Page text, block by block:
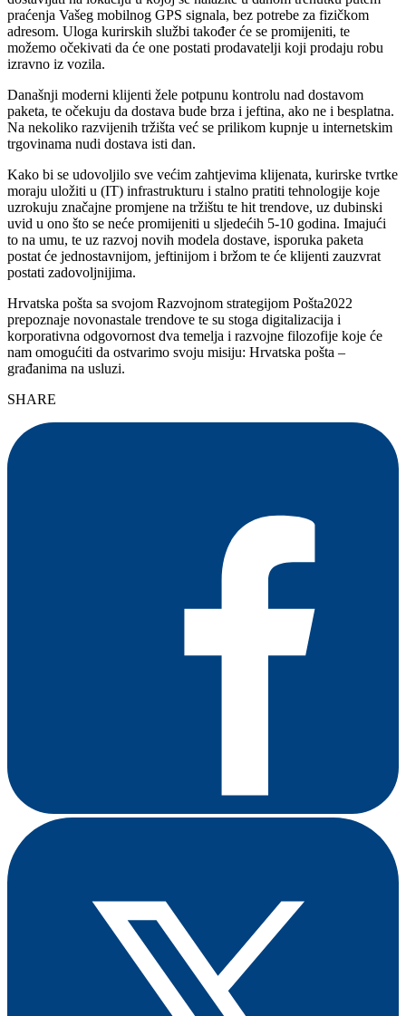
praćenja Vašeg mobilnog GPS signala, bez potrebe za fizičkom
adresom. Uloga kurirskih službi također će se promijeniti, te
možemo očekivati da će one postati prodavatelji koji prodaju robu
izravno iz vozila.
Današnji moderni klijenti žele potpunu kontrolu nad dostavom
paketa, te očekuju da dostava bude brza i jeftina, ako ne i besplatna.
Na nekoliko razvijenih tržišta već se prilikom kupnje u internetskim
trgovinama nudi dostava isti dan.
Kako bi se udovoljilo sve većim zahtjevima klijenata, kurirske tvrtke
moraju uložiti u (IT) infrastrukturu i stalno pratiti tehnologije koje
uzrokuju značajne promjene na tržištu te hit trendove, uz dubinski
uvid u ono što se neće promijeniti u sljedećih 5-10 godina. Imajući
to na umu, te uz razvoj novih modela dostave, isporuka paketa
postat će jednostavnijom, jeftinijom i bržom te će klijenti zauzvrat
postati zadovoljnijima.
Hrvatska pošta sa svojom Razvojnom strategijom Pošta2022
prepoznaje novonastale trendove te su stoga digitalizacija i
korporativna odgovornost dva temelja i razvojne filozofije koje će
nam omogućiti da ostvarimo svoju misiju: Hrvatska pošta –
građanima na usluzi.
SHARE